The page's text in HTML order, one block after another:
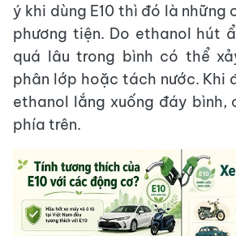
ý khi dùng E10 thì đó là những
phương tiện. Do ethanol hút
quá lâu trong bình có thể
phân lớp hoặc tách nước. Khi
ethanol lắng xuống đáy bình,
phía trên.